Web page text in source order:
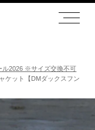
ル2026 ※サイズ交換不可
ケット【DMダックスフン